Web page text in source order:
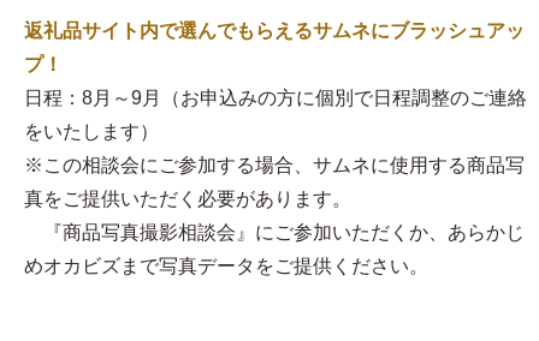
返礼品サイト内で選んでもらえるサムネにブラッシュアッ
プ！
日程：8月～9月（お申込みの方に個別で日程調整のご連絡
をいたします）
※この相談会にご参加する場合、サムネに使用する商品写
真をご提供いただく必要があります。
『商品写真撮影相談会』にご参加いただくか、あらかじ
めオカビズまで写真データをご提供ください。